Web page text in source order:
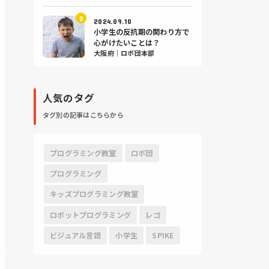
2024.09.10
小学生の反抗期の関わり方で
心がけたいことは？
大阪府｜ロボ団本部
人気のタグ
タグ別の記事はこちらから
プログラミング教室
ロボ団
プログラミング
キッズプログラミング教室
ロボットプログラミング
レゴ
ビジュアル言語
小学生 SPIKE